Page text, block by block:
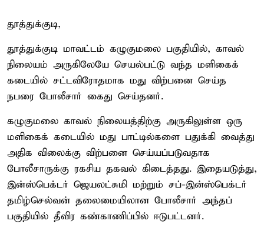
தூத்துக்குடி,
தூத்துக்குடி மாவட்டம் கழுகுமலை பகுதியில், காவல்
நிலையம் அருகிலேயே செயல்பட்டு வந்த மளிகைக்
கடையில் சட்டவிரோதமாக மது விற்பனை செய்த
நபரை போலீசார் கைது செய்தனர்.
கழுகுமலை காவல் நிலையத்திற்கு அருகிலுள்ள ஒரு
மளிகைக் கடையில் மது பாட்டில்களை பதுக்கி வைத்து
அதிக விலைக்கு விற்பனை செய்யப்படுவதாக
போலீசாருக்கு ரகசிய தகவல் கிடைத்தது. இதையடுத்து,
இன்ஸ்பெக்டர் ஜெயலட்சுமி மற்றும் சப்-இன்ஸ்பெக்டர்
தமிழ்செல்வன் தலைமையிலான போலீசார் அந்தப்
பகுதியில் தீவிர கண்காணிப்பில் ஈடுபட்டனர்.